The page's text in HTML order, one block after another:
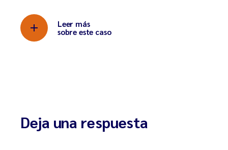
Leer más
sobre este caso
Deja una respuesta